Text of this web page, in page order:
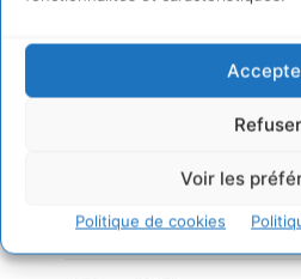
Refuser
Voir les
Politique de cookies
On est loin des jeux de
mécanisme de la Zone
pensé. Je recommande
A découvrir de toute
Connecter pour laisser